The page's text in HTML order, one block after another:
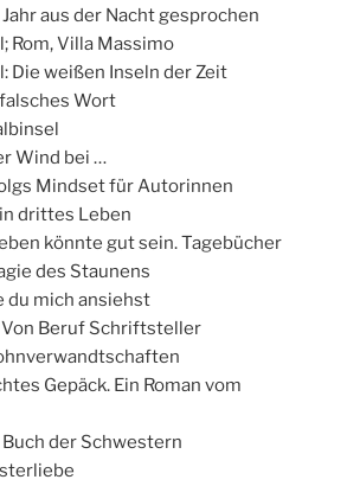
aus der Nacht gesprochen
Rom, Villa Massimo
Die weißen Inseln der Zeit
Wort
Wind bei …
Mindset für Autorinnen
drittes Leben
könnte gut sein. Tagebücher
des Staunens
du mich ansiehst
Von Beruf Schriftsteller
Gepäck. Ein Roman vom
der Schwestern